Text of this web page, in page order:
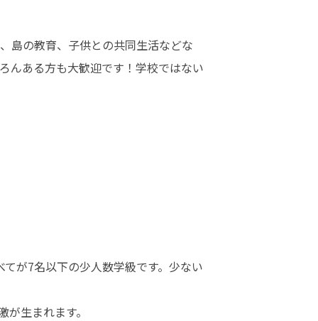
島の教育、子供との共同生活などな
んある方も大歓迎です！学校ではない
が7名以下の少人数学級です。少ない
生まれます。